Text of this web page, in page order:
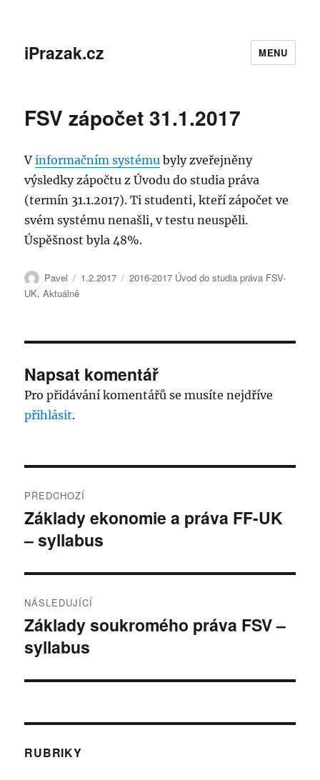
iPrazak.cz MENU
FSV zápočet 31.1.2017
Vinformačním systému byly zveřejněny
výsledky zápočtu z Úvodu do studia práva
(termín 31.1.2017). Ti studenti, kteří zápočet ve
svém systému nenašli, v testu neuspěli.
Úspěšnost byla 48%.
Autor:
Pavel Publikováno:
1.2.2017 Rubriky:
2016-2017 Úvod do studia práva FSV-
UK,Aktuálně
Napsat komentář
Pro přidávání komentářů se musíte nejdříve
přihlásit.
pro
příspěvek
PŘEDCHOZÍ
Předchozí
příspěvek:
Základy ekonomie a práva FF-UK
– syllabus
NÁSLEDUJÍCÍ
Následující
příspěvek:
Základy soukromého práva FSV –
syllabus
RUBRIKY